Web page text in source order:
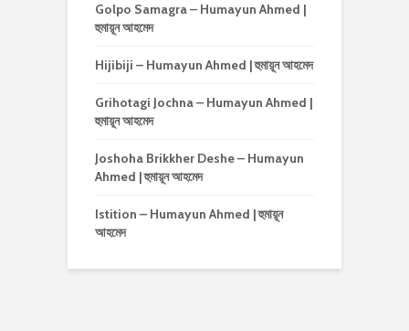
Golpo Samagra – Humayun Ahmed |
হুমায়ূন আহমেদ
Hijibiji – Humayun Ahmed | হুমায়ূন আহমেদ
Grihotagi Jochna – Humayun Ahmed |
হুমায়ূন আহমেদ
Joshoha Brikkher Deshe – Humayun
Ahmed | হুমায়ূন আহমেদ
Istition – Humayun Ahmed | হুমায়ূন
আহমেদ